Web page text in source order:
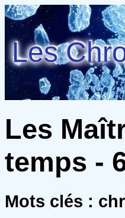
Les
Les
temps -
Mots clés :